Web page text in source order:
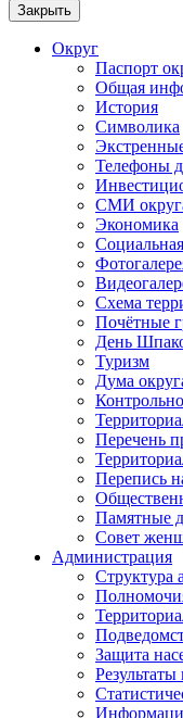
Закрыть
Округ
Паспорт
Общая
История
Символика
Телефоны
СМИ
Экономика
Схема
Почётные
День
Туризм
Дума
Перечень
Перепись
Памятные
Совет
Администрация
Структура
Защита